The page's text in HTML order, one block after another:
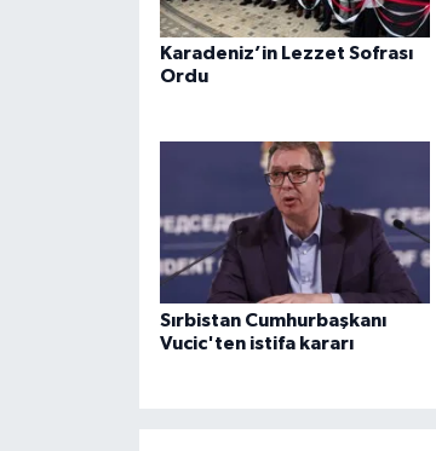
Karadeniz’in Lezzet Sofrası
Ordu
Sırbistan Cumhurbaşkanı
Vucic'ten istifa kararı